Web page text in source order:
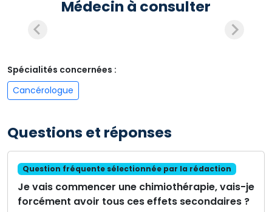
Médecin à consulter
Spécialités concernées :
Cancérologue
Questions et réponses
Question fréquente sélectionnée par la rédaction
Je vais commencer une chimiothérapie, vais-je
forcément avoir tous ces effets secondaires ?